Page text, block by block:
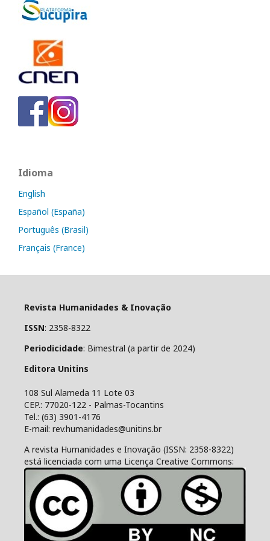
Idioma
English
Español (España)
Português (Brasil)
Français (France)
Revista Humanidades & Inovação
ISSN: 2358-8322
Periodicidade: Bimestral (a partir de 2024)
Editora Unitins
108 Sul Alameda 11 Lote 03
CEP.: 77020-122 - Palmas-Tocantins
Tel.: (63) 3901-4176
E-mail: rev.humanidades@unitins.br
A revista Humanidades e Inovação (ISSN: 2358-8322)
está licenciada com uma Licença Creative Commons: